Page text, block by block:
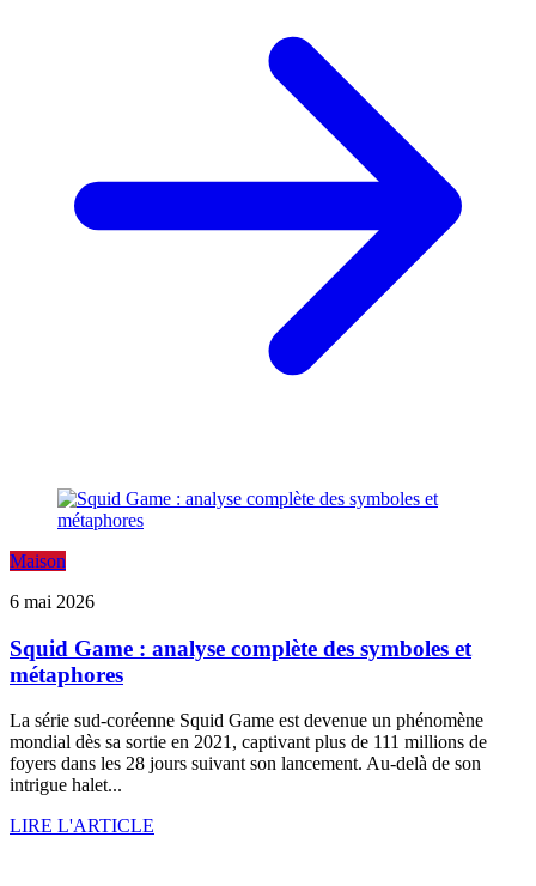
Maison
6 mai 2026
Squid Game : analyse complète des symboles et
métaphores
La série sud-coréenne Squid Game est devenue un phénomène
mondial dès sa sortie en 2021, captivant plus de 111 millions de
foyers dans les 28 jours suivant son lancement. Au-delà de son
intrigue halet...
LIRE L'ARTICLE